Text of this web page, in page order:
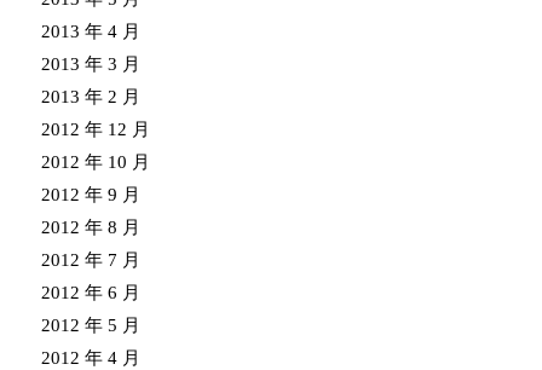
2013 年 4 月
2013 年 3 月
2013 年 2 月
2012 年 12 月
2012 年 10 月
2012 年 9 月
2012 年 8 月
2012 年 7 月
2012 年 6 月
2012 年 5 月
2012 年 4 月